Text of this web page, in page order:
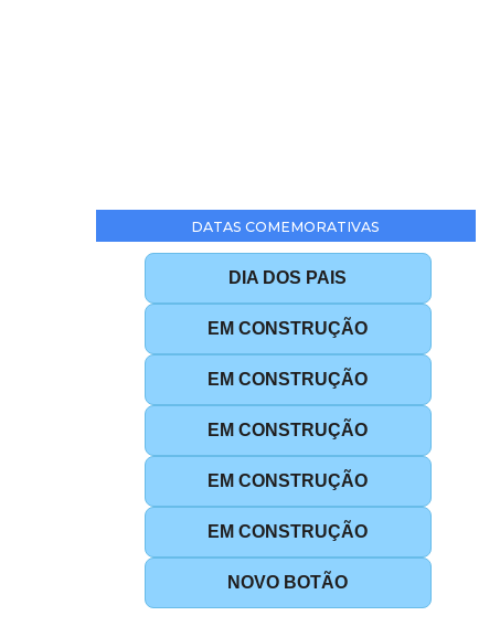
DATAS COMEMORATIVAS
DIA DOS PAIS
EM CONSTRUÇÃO
EM CONSTRUÇÃO
EM CONSTRUÇÃO
EM CONSTRUÇÃO
EM CONSTRUÇÃO
NOVO BOTÃO